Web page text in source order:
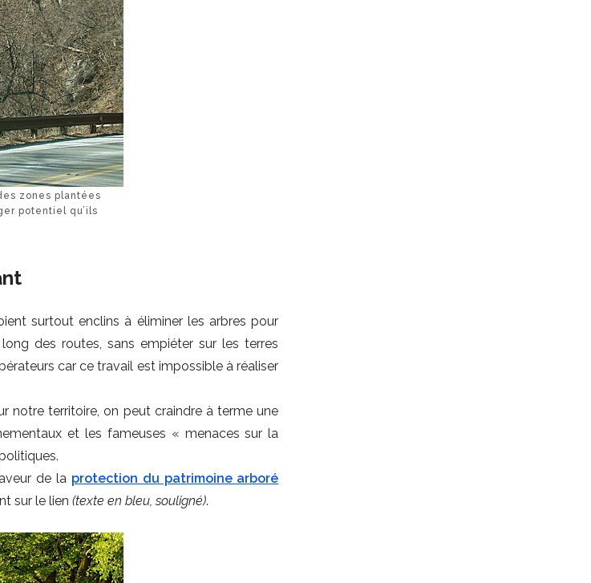
zones plantées
potentiel qu’ils
surtout enclins à éliminer les arbres pour
des routes, sans empiéter sur les terres
car ce travail est impossible à réaliser
notre territoire, on peut craindre à terme une
et les fameuses « menaces sur la
de la protection du patrimoine arboré
sur le lien(texte en bleu, souligné).